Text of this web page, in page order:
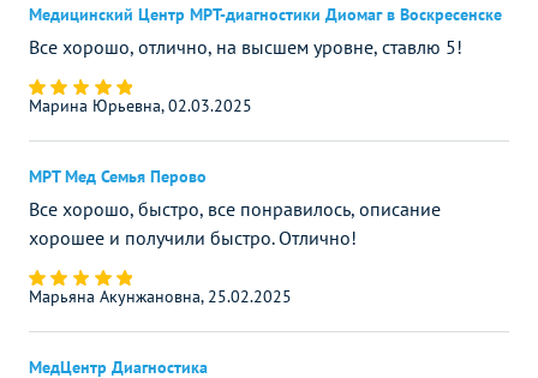
Медицинский Центр МРТ-диагностики Диомаг в Воскресенске
Все хорошо, отлично, на высшем уровне, ставлю 5!
Марина Юрьевна, 02.03.2025
МРТ Мед Семья Перово
Все хорошо, быстро, все понравилось, описание
хорошее и получили быстро. Отлично!
Марьяна Акунжановна, 25.02.2025
МедЦентр Диагностика